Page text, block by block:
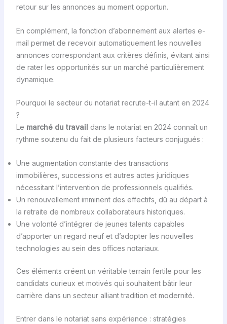
retour sur les annonces au moment opportun.
En complément, la fonction d’abonnement aux alertes e-
mail permet de recevoir automatiquement les nouvelles
annonces correspondant aux critères définis, évitant ainsi
de rater les opportunités sur un marché particulièrement
dynamique.
Pourquoi le secteur du notariat recrute-t-il autant en 2024
?
Le marché du travail dans le notariat en 2024 connaît un
rythme soutenu du fait de plusieurs facteurs conjugués :
Une augmentation constante des transactions
immobilières, successions et autres actes juridiques
nécessitant l’intervention de professionnels qualifiés.
Un renouvellement imminent des effectifs, dû au départ à
la retraite de nombreux collaborateurs historiques.
Une volonté d’intégrer de jeunes talents capables
d’apporter un regard neuf et d’adopter les nouvelles
technologies au sein des offices notariaux.
Ces éléments créent un véritable terrain fertile pour les
candidats curieux et motivés qui souhaitent bâtir leur
carrière dans un secteur alliant tradition et modernité.
Entrer dans le notariat sans expérience : stratégies